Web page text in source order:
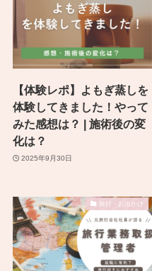
【体験レポ】よもぎ蒸しを
体験してきました！やって
みた感想は？ | 施術後の変
化は？
2025年9月30日
旅行・お出かけ